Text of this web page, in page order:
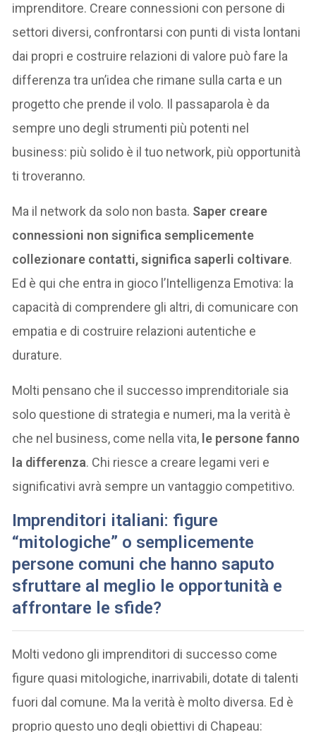
imprenditore. Creare connessioni con persone di
settori diversi, confrontarsi con punti di vista lontani
dai propri e costruire relazioni di valore può fare la
differenza tra un’idea che rimane sulla carta e un
progetto che prende il volo. Il passaparola è da
sempre uno degli strumenti più potenti nel
business: più solido è il tuo network, più opportunità
ti troveranno.
Ma il network da solo non basta. Saper creare
connessioni non significa semplicemente
collezionare contatti, significa saperli coltivare.
Ed è qui che entra in gioco l’Intelligenza Emotiva: la
capacità di comprendere gli altri, di comunicare con
empatia e di costruire relazioni autentiche e
durature.
Molti pensano che il successo imprenditoriale sia
solo questione di strategia e numeri, ma la verità è
che nel business, come nella vita, le persone fanno
la differenza. Chi riesce a creare legami veri e
significativi avrà sempre un vantaggio competitivo.
Imprenditori italiani: figure
“mitologiche” o semplicemente
persone comuni che hanno saputo
sfruttare al meglio le opportunità e
affrontare le sfide?
Molti vedono gli imprenditori di successo come
figure quasi mitologiche, inarrivabili, dotate di talenti
fuori dal comune. Ma la verità è molto diversa. Ed è
proprio questo uno degli obiettivi di Chapeau: